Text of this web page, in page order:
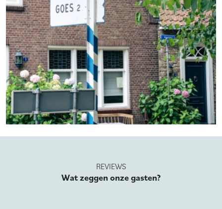
REVIEWS
Wat zeggen onze gasten?